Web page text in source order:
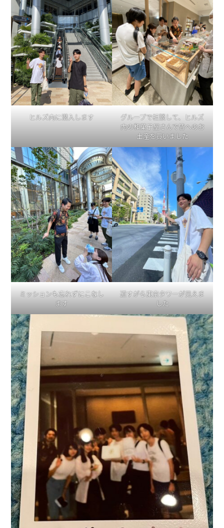
ヒルズ内に潜入します
グループで相談して、ヒルズ
内の和菓子屋さんで皆へのお
土産を買いました
ミッションも忘れずにこなし
ます
道すがら東京タワーが見えま
した